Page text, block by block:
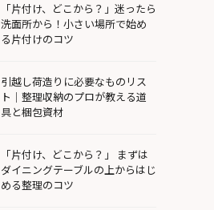
「片付け、どこから？」迷ったら
洗面所から！小さい場所で始め
る片付けのコツ
引越し荷造りに必要なものリス
ト｜整理収納のプロが教える道
具と梱包資材
「片付け、どこから？」 まずは
ダイニングテーブルの上からはじ
める整理のコツ